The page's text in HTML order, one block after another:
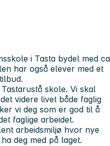
i Tasta bydel med ca
har også elever med et
skole. Vi skal
videre livet både faglig
vi deg som er god til å
faglige arbeidet.
arbeidsmiljø hvor nye
deg med på laget.